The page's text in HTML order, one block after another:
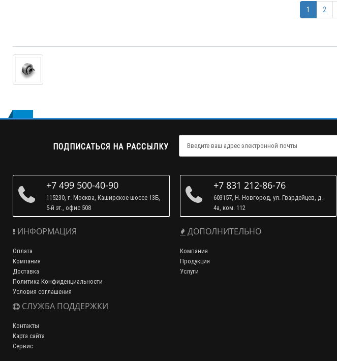
1 2
ПОДПИСАТЬСЯ НА РАССЫЛКУ
+7 499 500-40-90
115230, г. Москва, Каширское шоссе 13Б,
5-й эт., офис 508
+7 831 212-86-76
603157, Н. Новгород, ул. Гвардейцев, д.
4а, ком. 112
ИНФОРМАЦИЯ
Оплата
Компания
Доставка
Политика Конфиденциальности
Условия соглашения
СЛУЖБА ПОДДЕРЖКИ
Контакты
Карта сайта
Сервис
ДОПОЛНИТЕЛЬНО
Компания
Продукция
Услуги